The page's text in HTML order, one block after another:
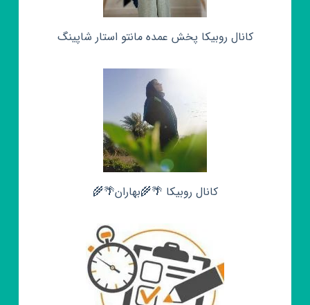
کانال روبیکا پخش عمده مانتو استار شاپینگ
کانال روبیکا 🌴🌾بهاران🌴🌾